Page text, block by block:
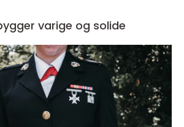
varige og solide